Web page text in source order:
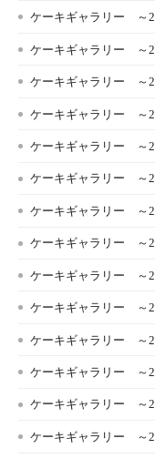
ケーキギャラリー ～
ケーキギャラリー ～
ケーキギャラリー ～
ケーキギャラリー ～
ケーキギャラリー ～
ケーキギャラリー ～
ケーキギャラリー ～
ケーキギャラリー ～
ケーキギャラリー ～
ケーキギャラリー ～
ケーキギャラリー ～
ケーキギャラリー ～
ケーキギャラリー ～
ケーキギャラリー ～